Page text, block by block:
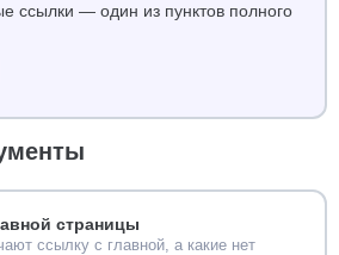
все найденные ссылки на
и отдельно помечает
SEO-аудита
сравнить эти данные с
ли страница на
нет ли ссылок на
страницы или случайно
ссылки — один из пунктов полного
страницы
ссылку с главной, а какие нет